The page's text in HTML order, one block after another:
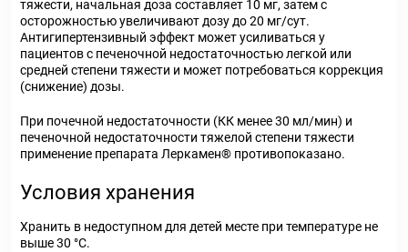
тяжести, начальная доза составляет 10 мг, затем с
осторожностью увеличивают дозу до 20 мг/сут.
Антигипертензивный эффект может усиливаться у
пациентов с печеночной недостаточностью легкой или
средней степени тяжести и может потребоваться коррекция
(снижение) дозы.
При почечной недостаточности (КК менее 30 мл/мин) и
печеночной недостаточности тяжелой степени тяжести
применение препарата Леркамен® противопоказано.
Условия хранения
Хранить в недоступном для детей месте при температуре не
выше 30 °С.